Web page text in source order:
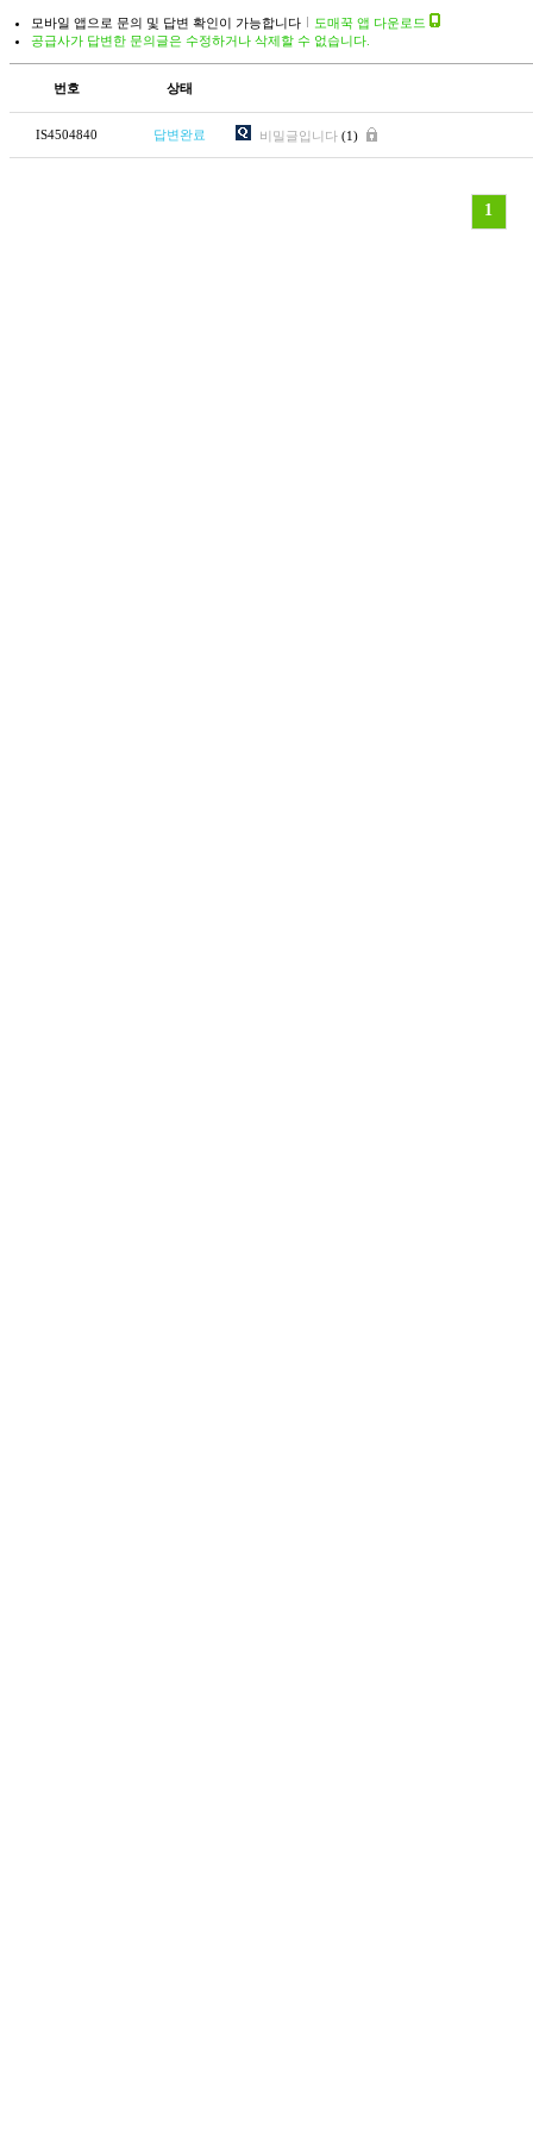
모바일 앱으로 문의 및 답변 확인이 가능합니다
도매꾹 앱 다운로드
공급사가 답변한 문의글은 수정하거나 삭제할 수 없습니다.
번호 상태
IS4504840 답변완료 비밀글입니다 (1)
1